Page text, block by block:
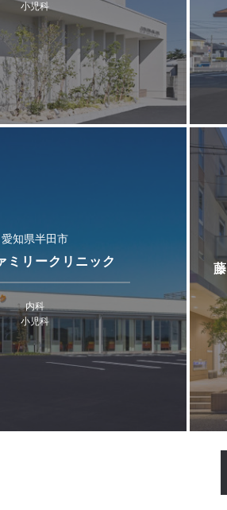
小児科
愛知県半田市
ミリークリニック
内科
小児科